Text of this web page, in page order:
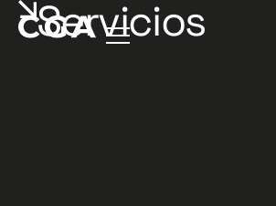
Servicios